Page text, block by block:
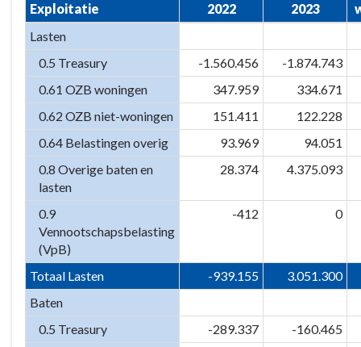
Algemene
inkomsten
Specificatie
taakvelden
Exploitatie
2022
2023
Lasten
0.5 Treasury
-1.560.456
-1.874.743
0.61 OZB woningen
347.959
334.671
0.62 OZB niet-woningen
151.411
122.228
0.64 Belastingen overig
93.969
94.051
0.8 Overige baten en
lasten
28.374 4.375.093
0.9
Vennootschapsbelasting
(VpB)
-412 0
Totaal Lasten -939.155
3.051.300
Baten
0.5 Treasury
-289.337
-160.465